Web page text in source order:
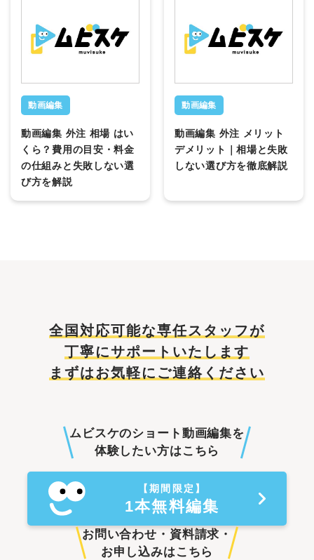
動画編集
動画編集 外注 相場 はい
くら？費用の目安・料金
の仕組みと失敗しない選
び方を解説
動画編集
動画編集 外注 メリット
デメリット｜相場と失敗
しない選び方を徹底解説
全国対応可能な専任スタッフが
丁寧にサポートいたします
まずはお気軽にご連絡ください
ムビスケのショート動画編集を
体験したい方はこちら
【期間限定】
1本無料編集
お問い合わせ・資料請求・
お申し込みはこちら